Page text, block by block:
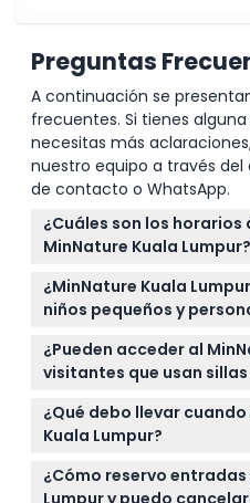
Preguntas
A continuación se
frecuentes. Si tienes
necesitas más
nuestro equipo a través
de contacto o WhatsApp.
¿Cuáles son los
MinNature Kuala Lumpur?
MinNature Kuala Lumpur
de 10:00 AM a 10:00 PM
8:00 PM, pero está
del Año Nuevo Chino
confirme al momento de
¿MinNature Kuala
niños pequeños y
Sí, los niños de 5 años y
deben estar
pague el precio
de 60 años reciben un
descuento.
¿Pueden acceder al
visitantes que usan
Absolutamente,
accesible para sillas de
sillas de ruedas pueden
acompañados por un
completo.
¿Qué debo llevar
Kuala Lumpur?
Asegúrese de llevar su
baterías completamente
¿Cómo reservo
Lumpur y puedo